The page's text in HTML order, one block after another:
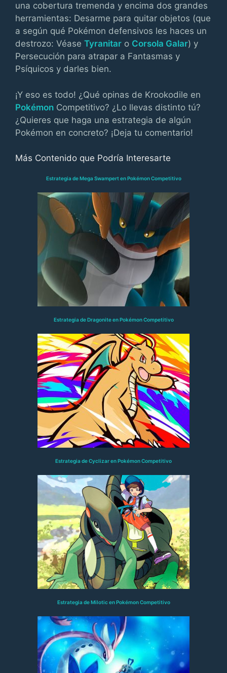
una cobertura tremenda y encima dos grandes
herramientas: Desarme para quitar objetos (que
a según qué Pokémon defensivos les haces un
destrozo: Véase Tyranitar o Corsola Galar) y
Persecución para atrapar a Fantasmas y
Psíquicos y darles bien.
¡Y eso es todo! ¿Qué opinas de Krookodile en
Pokémon Competitivo? ¿Lo llevas distinto tú?
¿Quieres que haga una estrategia de algún
Pokémon en concreto? ¡Deja tu comentario!
Más Contenido que Podría Interesarte
Estrategia de Mega Swampert en Pokémon Competitivo
Estrategia de Dragonite en Pokémon Competitivo
Estrategia de Cyclizar en Pokémon Competitivo
Estrategia de Milotic en Pokémon Competitivo